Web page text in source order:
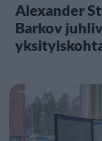
Alexander
Barkov